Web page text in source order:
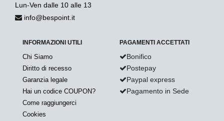
Lun-Ven dalle 10 alle 13
info@bespoint.it
INFORMAZIONI UTILI
Chi Siamo
Diritto di recesso
Garanzia legale
Hai un codice COUPON?
Come raggiungerci
Cookies
PAGAMENTI ACCETTATI
Bonifico
Postepay
Paypal express
Pagamento in Sede